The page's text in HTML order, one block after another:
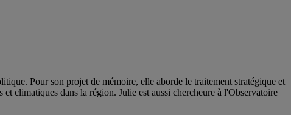
Pour son projet de mémoire, elle aborde le traitement stratégique et
climatiques dans la région. Julie est aussi chercheure à l'Observatoire